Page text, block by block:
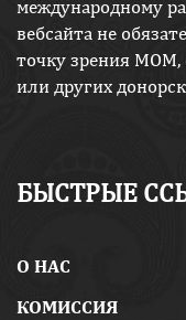
международному
вебсайта не
точку зрения МОМ,
или других
БЫСТРЫЕ
O НАС
КОМИССИЯ